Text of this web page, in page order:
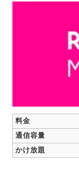
料金
通信容量
かけ放題